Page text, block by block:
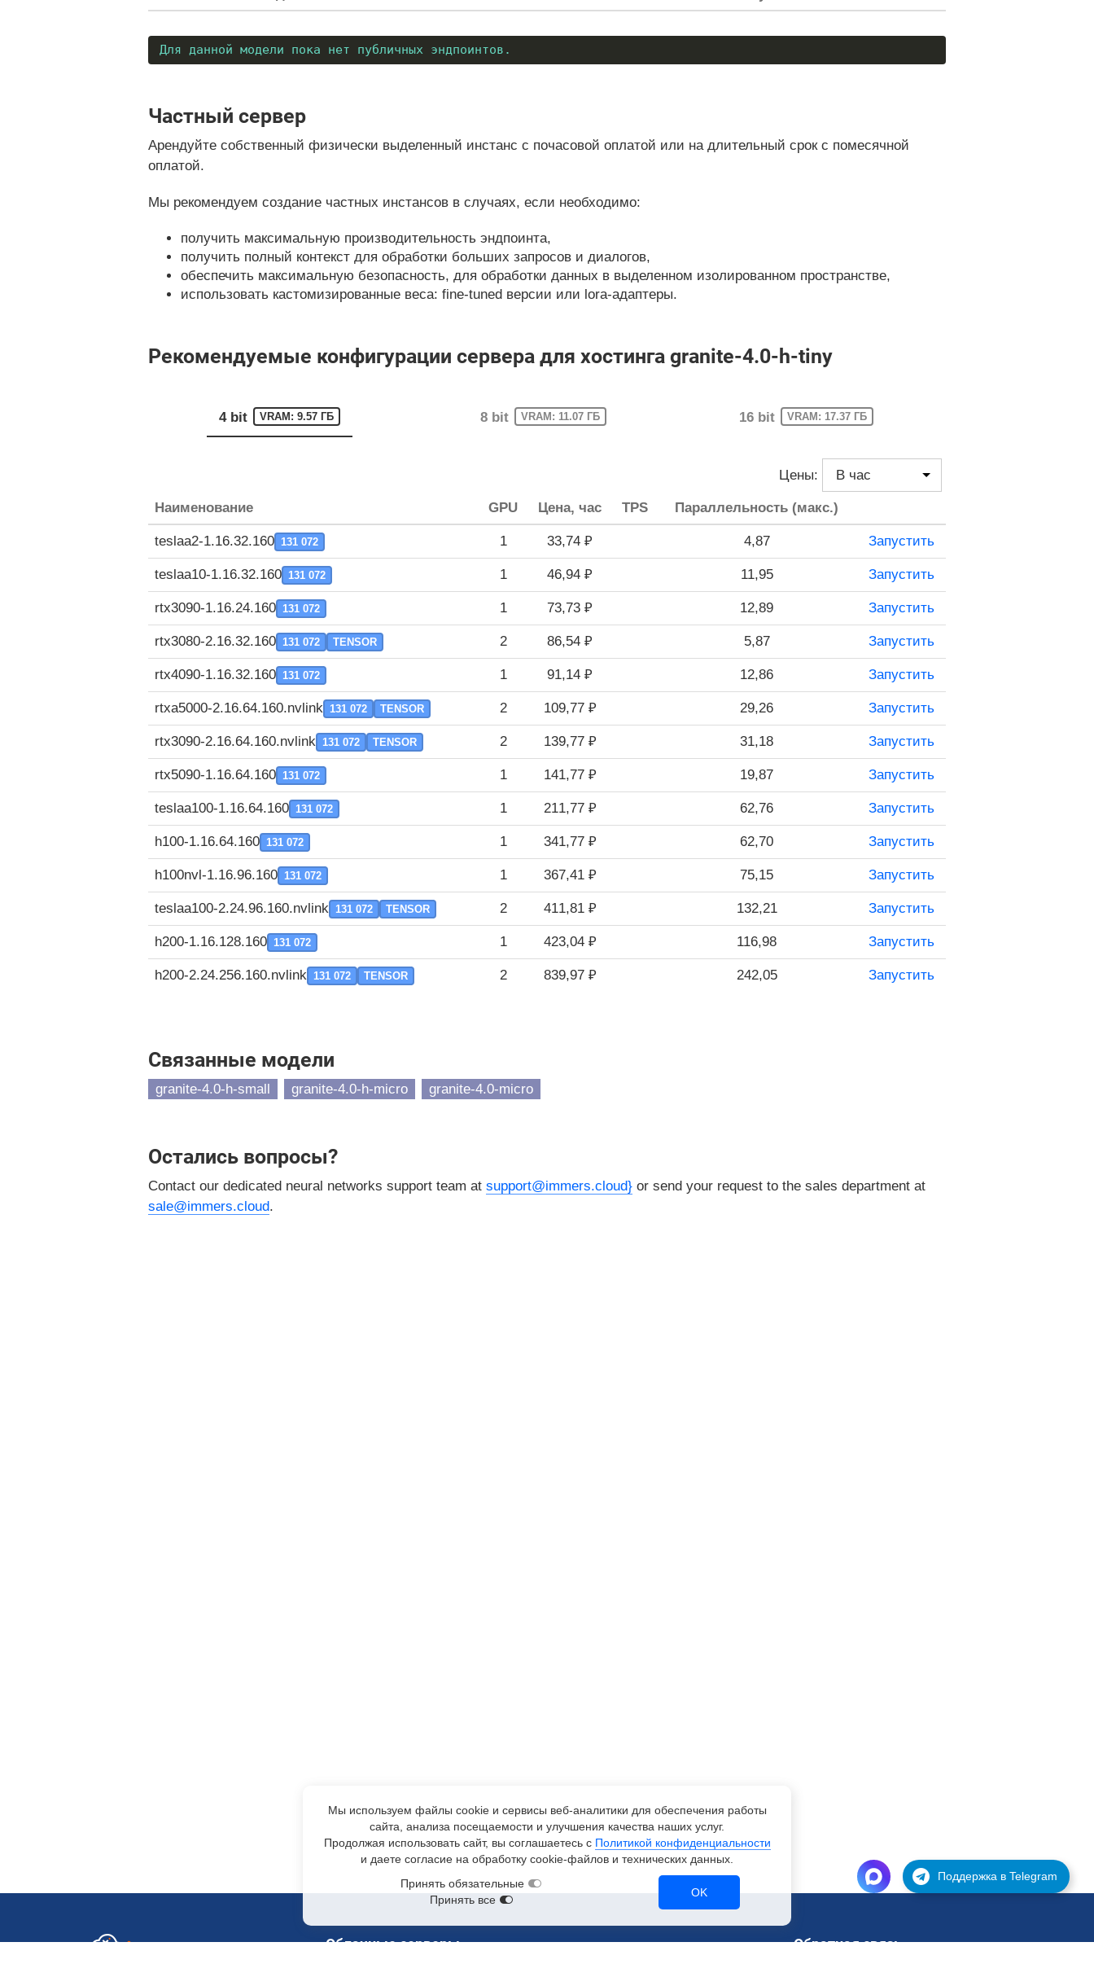
Для данной модели пока нет публичных эндпоинтов.
Частный сервер
Арендуйте собственный физически выделенный инстанс с почасовой оплатой или на длительный срок с помесячной
оплатой.
Мы рекомендуем создание частных инстансов в случаях, если необходимо:
получить максимальную производительность эндпоинта,
получить полный контекст для обработки больших запросов и диалогов,
обеспечить максимальную безопасность, для обработки данных в выделенном изолированном пространстве,
использовать кастомизированные веса: fine-tuned версии или lora-адаптеры.
Рекомендуемые конфигурации сервера для хостинга granite-4.0-h-tiny
4 bit VRAM: 9.57 ГБ 8 bit VRAM: 11.07 ГБ 16 bit VRAM: 17.37 ГБ
Цены:
Наименование GPU Цена, час TPS Параллельность (макс.)
teslaa2-1.16.32.160 131 072 1 33,74 ₽ 4,87 Запустить
teslaa10-1.16.32.160 131 072 1 46,94 ₽ 11,95 Запустить
rtx3090-1.16.24.160 131 072 1 73,73 ₽ 12,89 Запустить
rtx3080-2.16.32.160 131 072 TENSOR 2 86,54 ₽ 5,87 Запустить
rtx4090-1.16.32.160 131 072 1 91,14 ₽ 12,86 Запустить
rtxa5000-2.16.64.160.nvlink 131 072 TENSOR 2 109,77 ₽ 29,26 Запустить
rtx3090-2.16.64.160.nvlink 131 072 TENSOR 2 139,77 ₽ 31,18 Запустить
rtx5090-1.16.64.160 131 072 1 141,77 ₽ 19,87 Запустить
teslaa100-1.16.64.160 131 072 1 211,77 ₽ 62,76 Запустить
h100-1.16.64.160 131 072 1 341,77 ₽ 62,70 Запустить
h100nvl-1.16.96.160 131 072 1 367,41 ₽ 75,15 Запустить
teslaa100-2.24.96.160.nvlink 131 072 TENSOR 2 411,81 ₽ 132,21 Запустить
h200-1.16.128.160 131 072 1 423,04 ₽ 116,98 Запустить
h200-2.24.256.160.nvlink 131 072 TENSOR 2 839,97 ₽ 242,05 Запустить
Связанные модели
granite-4.0-h-small granite-4.0-h-micro granite-4.0-micro
Остались вопросы?
Contact our dedicated neural networks support team at support@immers.cloud} or send your request to the sales department at
sale@immers.cloud.
Поддержка в Telegram
Облачные серверы Обратная связь
Мы используем файлы cookie и сервисы веб-аналитики для обеспечения работы
сайта, анализа посещаемости и улучшения качества наших услуг.
Продолжая использовать сайт, вы соглашаетесь с Политикой конфиденциальности
и даете согласие на обработку cookie-файлов и технических данных.
Принять обязательные
Принять все
OK